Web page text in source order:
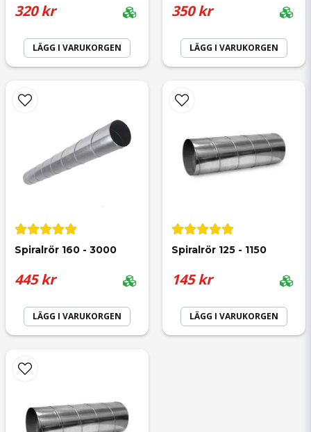
Skicka fråga
för 1 år sedan
för 2 år sedan
Inget att anmärka på produkten
Arman
Jag uppskattar den snabba leveransen.
för 2 år sedan
Jackie Tommy Peter
för 2 år sedan
320 kr
LÄGG I VARUKORGEN
350 kr
LÄGG I VARUKORGEN
Spiralrör 160 - 3000
445 kr
LÄGG I VARUKORGEN
Spiralrör 125 - 1150
145 kr
LÄGG I VARUKORGEN